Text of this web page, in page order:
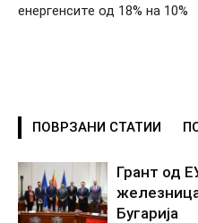
енергенсите од 18% на 10%
ПОВРЗАНИ СТАТИИ
Грант од
Бугарија